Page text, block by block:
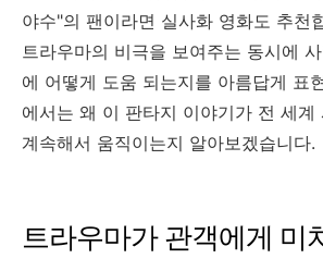
야수"의 팬이라면 실사화 영화도 추천
트라우마의 비극을 보여주는 동시에
에 어떻게 도움 되는지를 아름답게 표
에서는 왜 이 판타지 이야기가 전 세계
계속해서 움직이는지 알아보겠습니다.
트라우마가 관객에게 미